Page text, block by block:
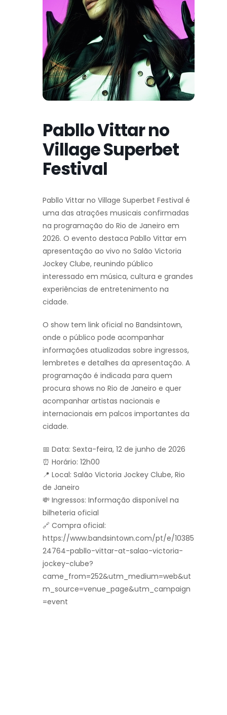
Pabllo Vittar no
Village Superbet
Festival
Pabllo Vittar no Village Superbet Festival é
uma das atrações musicais confirmadas
na programação do Rio de Janeiro em
2026. O evento destaca Pabllo Vittar em
apresentação ao vivo no Salão Victoria
Jockey Clube, reunindo público
interessado em música, cultura e grandes
experiências de entretenimento na
cidade.
O show tem link oficial no Bandsintown,
onde o público pode acompanhar
informações atualizadas sobre ingressos,
lembretes e detalhes da apresentação. A
programação é indicada para quem
procura shows no Rio de Janeiro e quer
acompanhar artistas nacionais e
internacionais em palcos importantes da
cidade.
📅 Data: Sexta-feira, 12 de junho de 2026
⏰ Horário: 12h00
📍 Local: Salão Victoria Jockey Clube, Rio
de Janeiro
💸 Ingressos: Informação disponível na
bilheteria oficial
🔗 Compra oficial:
https://www.bandsintown.com/pt/e/10385
24764-pabllo-vittar-at-salao-victoria-
jockey-clube?
came_from=252&utm_medium=web&ut
m_source=venue_page&utm_campaign
=event